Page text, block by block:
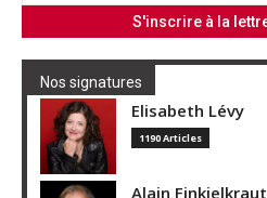
Nos signatures
Elisabeth Lévy
1190 Articles
Alain Finkielkraut